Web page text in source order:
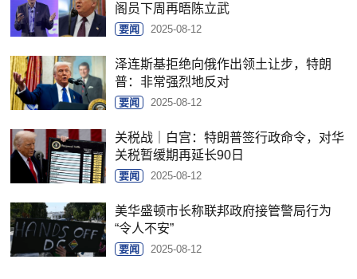
阁员下周再晤陈立武
要闻 2025-08-12
泽连斯基拒绝向俄作出领土让步，特朗
普：非常强烈地反对
要闻 2025-08-12
关税战｜白宫：特朗普签行政命令，对华
关税暂缓期再延长90日
要闻 2025-08-12
美华盛顿市长称联邦政府接管警局行为
“令人不安”
要闻 2025-08-12